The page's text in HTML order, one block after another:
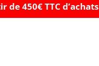
450€ TTC d’achats